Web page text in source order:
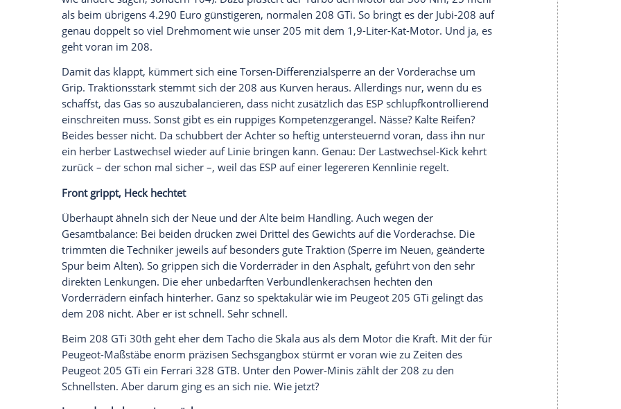
Und sollte uns der um zehn Millimeter tiefergelegte, spurverbreitertePeugeot
208 GTi
30th tatsächlich das Gefühl desPeugeot 205 GTi zurückbringen, darf er sich gern schwarz
maskieren. Dann ignorieren wir die Unergründlichkeit seines Infotainments, akzeptieren
die Ruppigkeit seines Fahrwerks und verschweigen sein übernervöses Spurrillentändeln.
Also los.
Die tief montierten Schalensitze geben klammernden Halt. Das kleine Lenkrad steht weit in
den Raum. Es misst 35 Zentimeter Durchmesser – nur ein Tacken mehr also als dieses
hochwertige Printprodukt, wenn Sie es zuklappen und quer halten. Und zwar so, dass die
Oberkante auf Höhe der Nasenspitze liegt. Das ergibt recht genau den Ausblick, den man
im 208 erheischt.
Peugeot208 GTi leistet 208 PS
Schlüsseldreh, und der 1,6-Liter-Turbobenziner wummert aus dem Doppelauspuff-
Endrohr, das dem 30th ebenso vorbehalten bleibt wie die 18-Zoll-Leichtmetallräder,
Bremssättel und Fußmatten mit Peugeot-Sport-Logo. 208 PS hat der GTi nun, 8 mehr als
bisher, was das Marketing als „Augenzwinkern an den Modellnamen“ versteht. Na gut,
drücken wir mal ein Auge zu. Jedenfalls ist das exakt die doppelte Leistung wie beim ersten
Peugeot205 GTi (wenn wir gemeinsam beschließen, dass er nicht 103 oder 105 PS hatte,
wie andere sagen, sondern 104). Dazu plustert derTurboden Motor auf 300 Nm, 25 mehr
als beim übrigens 4.290 Euro günstigeren, normalen 208 GTi. So bringt es der Jubi-208 auf